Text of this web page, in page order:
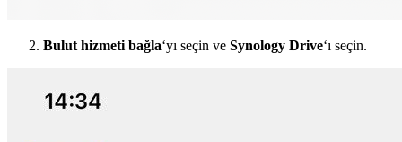
Bulut hizmeti bağla‘yı seçin ve Synology Drive‘ı seçin.